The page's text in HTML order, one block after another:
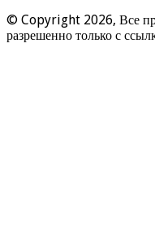
© Copyright 2026, Все
разрешенно только с